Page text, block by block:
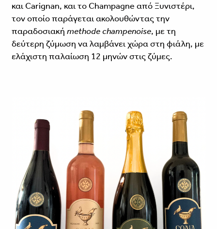
και Carignan, και το Champagne από Ξυνιστέρι,
τον οποίο παράγεται ακολουθώντας την
παραδοσιακή methode champenoise, με τη
δεύτερη ζύμωση να λαμβάνει χώρα στη φιάλη, με
ελάχιστη παλαίωση 12 μηνών στις ζύμες.